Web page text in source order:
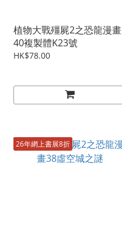
植物大戰殭屍2之恐龍漫畫
40複製體K23號
HK$78.00
26年網上書展8折